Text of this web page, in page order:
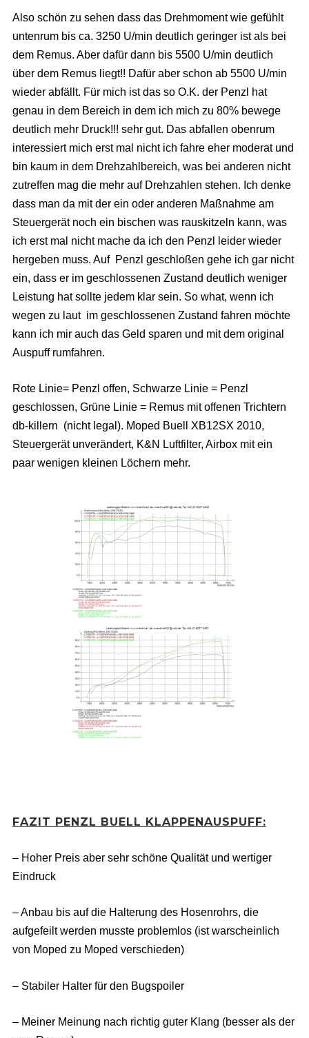
Also schön zu sehen dass das Drehmoment wie gefühlt
untenrum bis ca. 3250 U/min deutlich geringer ist als bei
dem Remus. Aber dafür dann bis 5500 U/min deutlich
über dem Remus liegt!! Dafür aber schon ab 5500 U/min
wieder abfällt. Für mich ist das so O.K. der Penzl hat
genau in dem Bereich in dem ich mich zu 80% bewege
deutlich mehr Druck!!! sehr gut. Das abfallen obenrum
interessiert mich erst mal nicht ich fahre eher moderat und
bin kaum in dem Drehzahlbereich, was bei anderen nicht
zutreffen mag die mehr auf Drehzahlen stehen. Ich denke
dass man da mit der ein oder anderen Maßnahme am
Steuergerät noch ein bischen was rauskitzeln kann, was
ich erst mal nicht mache da ich den Penzl leider wieder
hergeben muss. Auf Penzl geschloßen gehe ich gar nicht
ein, dass er im geschlossenen Zustand deutlich weniger
Leistung hat sollte jedem klar sein. So what, wenn ich
wegen zu laut im geschlossenen Zustand fahren möchte
kann ich mir auch das Geld sparen und mit dem original
Auspuff rumfahren.
Rote Linie= Penzl offen, Schwarze Linie = Penzl
geschlossen, Grüne Linie = Remus mit offenen Trichtern
db-killern (nicht legal). Moped Buell XB12SX 2010,
Steuergerät unverändert, K&N Luftfilter, Airbox mit ein
paar wenigen kleinen Löchern mehr.
FAZIT PENZL BUELL KLAPPENAUSPUFF:
– Hoher Preis aber sehr schöne Qualität und wertiger
Eindruck
– Anbau bis auf die Halterung des Hosenrohrs, die
aufgefeilt werden musste problemlos (ist warscheinlich
von Moped zu Moped verschieden)
– Stabiler Halter für den Bugspoiler
– Meiner Meinung nach richtig guter Klang (besser als der